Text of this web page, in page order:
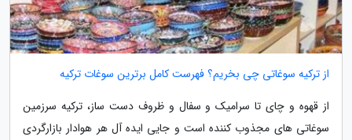
از ترکیه سوغاتی چی بخریم؟ فهرست کامل برترین سوغات ترکیه
از قهوه و چای تا سرامیک و سفال و ظروف دست ساز، ترکیه سرزمین
سوغاتی های مجذوب کننده است و جایی ایده آل هر هوادار بازارگردی